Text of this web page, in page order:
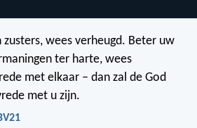
wees verheugd. Beter uw
ter harte, wees
met elkaar – dan zal de God
met u zijn.